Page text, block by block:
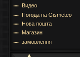
Видео
Погода на Gismeteo
Нова пошта
Магазин
замовлення